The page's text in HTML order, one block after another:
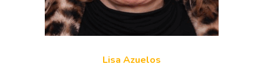
Lisa Azuelos